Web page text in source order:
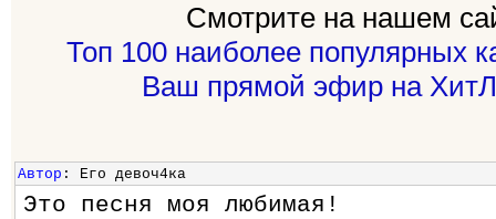
Смотрите на нашем
Топ 100 наиболее популярных
Ваш прямой эфир на
Автор : Его девоч4ка
Это песня моя любимая!